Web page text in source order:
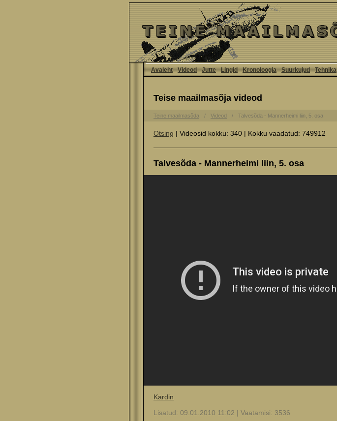
Avaleht Videod Jutte Lingid Kronoloogia Suurkujud Tehnika
Teise maailmasõja videod
Teine maailmasõda Videod Talvesõda - Mannerheimi liin, 5. osa
Otsing | Videosid kokku: 340 | Kokku vaadatud: 749912
Talvesõda - Mannerheimi liin, 5. osa
Kardin
Lisatud: 09.01.2010 11:02 | Vaatamisi: 3536